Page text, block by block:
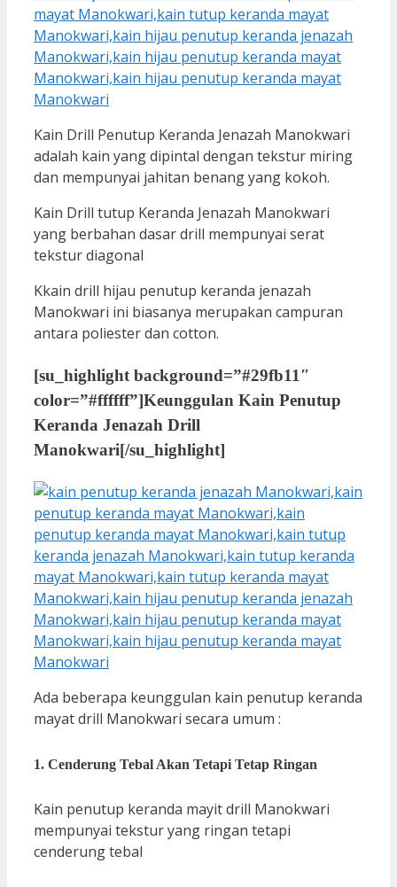
Kain Drill Penutup Keranda Jenazah Manokwari
adalah kain yang dipintal dengan tekstur miring
dan mempunyai jahitan benang yang kokoh.
Kain Drill tutup Keranda Jenazah Manokwari
yang berbahan dasar drill mempunyai serat
tekstur diagonal
Kkain drill hijau penutup keranda jenazah
Manokwari ini biasanya merupakan campuran
antara poliester dan cotton.
[su_highlight background=”#29fb11″
color=”#ffffff”]Keunggulan Kain Penutup
Keranda Jenazah Drill
Manokwari[/su_highlight]
Ada beberapa keunggulan kain penutup keranda
mayat drill Manokwari secara umum :
1. Cenderung Tebal Akan Tetapi Tetap Ringan
Kain penutup keranda mayit drill Manokwari
mempunyai tekstur yang ringan tetapi
cenderung tebal